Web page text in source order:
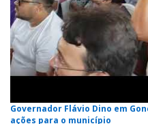
Governador Flávio Dino em
ações para o município